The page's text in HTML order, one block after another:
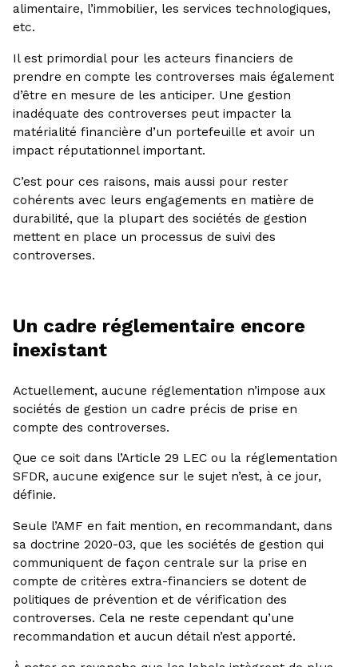
alimentaire, l’immobilier, les services technologiques,
etc.
Il est primordial pour les acteurs financiers de
prendre en compte les controverses mais également
d’être en mesure de les anticiper. Une gestion
inadéquate des controverses peut impacter la
matérialité financière d’un portefeuille et avoir un
impact réputationnel important.
C’est pour ces raisons, mais aussi pour rester
cohérents avec leurs engagements en matière de
durabilité, que la plupart des sociétés de gestion
mettent en place un processus de suivi des
controverses.
Un cadre réglementaire encore
inexistant
Actuellement, aucune réglementation n’impose aux
sociétés de gestion un cadre précis de prise en
compte des controverses.
Que ce soit dans l’Article 29 LEC ou la réglementation
SFDR, aucune exigence sur le sujet n’est, à ce jour,
définie.
Seule l’AMF en fait mention, en recommandant, dans
sa doctrine 2020-03, que les sociétés de gestion qui
communiquent de façon centrale sur la prise en
compte de critères extra-financiers se dotent de
politiques de prévention et de vérification des
controverses. Cela ne reste cependant qu’une
recommandation et aucun détail n’est apporté.